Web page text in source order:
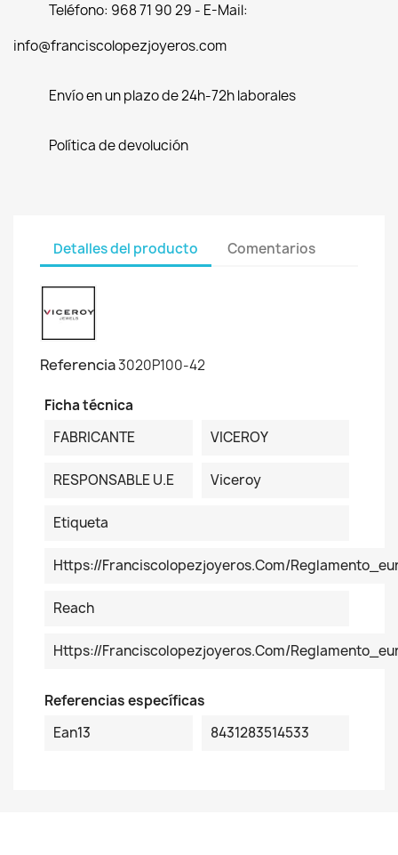
Teléfono: 968 71 90 29 - E-Mail:
info@franciscolopezjoyeros.com
Envío en un plazo de 24h-72h laborales
Política de devolución
Detalles del producto Comentarios
Referencia3020P100-42
Ficha técnica
FABRICANTE
VICEROY
RESPONSABLE U.E Viceroy
Etiqueta
Https://franciscolopezjoyeros.com/
Reach
Https://franciscolopezjoyeros.com/
Referencias específicas
Ean13
8431283514533